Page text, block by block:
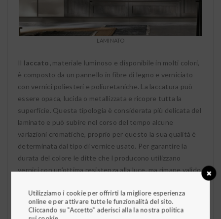
LAMINATO
Il laccato, materiale luminoso e disponibile in molti colori,
è composto da un pannello in fibre di legno e verniciato
con vernici poliesteri e poliuretaniche. La laccatura può
essere opaca, lucida o metallizzata e ricopre tutta la
superficie. Questa tipologia è considerata più delicata del
laminato e può subire nel corso del tempo alcune
variazioni cromatiche, proprio per questo la sua qualità è
determinata dal tipo di vernice usato. Per garantire la
durata del colore le ditte che l producono utilizzano
vernici con un’ottima resistenza alla luce, ma rimane valido
luce solare ed effettuare sempre una corretta e ripetuta
manutenzione. Per fare ciò si possono utilizzare panni
morbidi e detersivi non abrasivi o più semplicemente un
Utilizziamo i cookie per offrirti la migliore esperienza
online e per attivare tutte le funzionalità del sito.
Cliccando su "Accetto" aderisci alla la nostra politica